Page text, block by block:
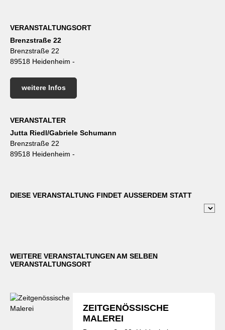
VERANSTALTUNGSORT
Brenzstraße 22
Brenzstraße 22
89518 Heidenheim -
VERANSTALTER
Jutta Riedl/Gabriele Schumann
Brenzstraße 22
89518 Heidenheim -
weitere Infos
DIESE VERANSTALTUNG FINDET AUSSERDEM STATT
WEITERE VERANSTALTUNGEN AM SELBEN
VERANSTALTUNGSORT
ZEITGENÖSSISCHE
MALEREI